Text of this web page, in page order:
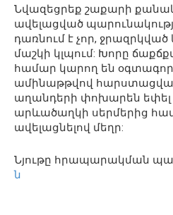
Նվազեցրեք շաքարի
ավելացված
դառնում է չոր, ջրազրկված
մաշկի կլպում: Խորը
համար կարող են
ամինաթթվով
աղանդերի փոխարեն եփել
արևածաղկի սերմերից
ավելացնելով մեղր:
Նյութը հրապարակման
ն